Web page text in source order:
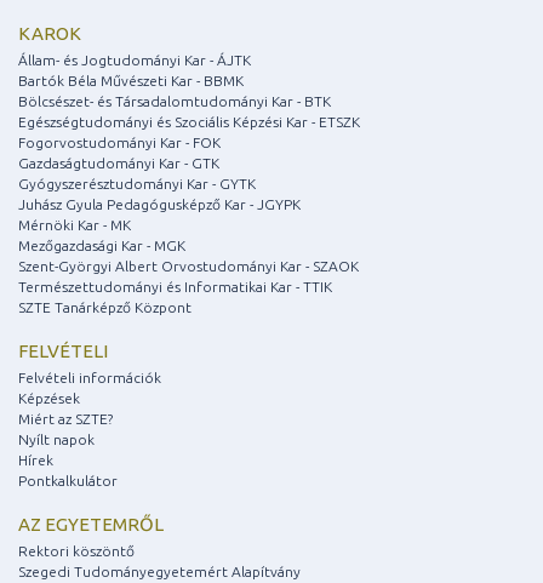
KAROK
Állam- és Jogtudományi Kar - ÁJTK
Bartók Béla Művészeti Kar - BBMK
Bölcsészet- és Társadalomtudományi Kar - BTK
Egészségtudományi és Szociális Képzési Kar - ETSZK
Fogorvostudományi Kar - FOK
Gazdaságtudományi Kar - GTK
Gyógyszerésztudományi Kar - GYTK
Juhász Gyula Pedagógusképző Kar - JGYPK
Mérnöki Kar - MK
Mezőgazdasági Kar - MGK
Szent-Györgyi Albert Orvostudományi Kar - SZAOK
Természettudományi és Informatikai Kar - TTIK
SZTE Tanárképző Központ
FELVÉTELI
Felvételi információk
Képzések
Miért az SZTE?
Nyílt napok
Hírek
Pontkalkulátor
AZ EGYETEMRŐL
Rektori köszöntő
Szegedi Tudományegyetemért Alapítvány